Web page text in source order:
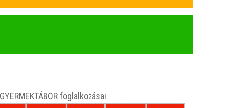
GYERMEKTÁBOR foglalkozásai